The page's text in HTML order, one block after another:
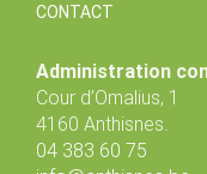
CONTACT
Administration
Cour d’Omalius, 1
4160 Anthisnes.
04 383 60 75